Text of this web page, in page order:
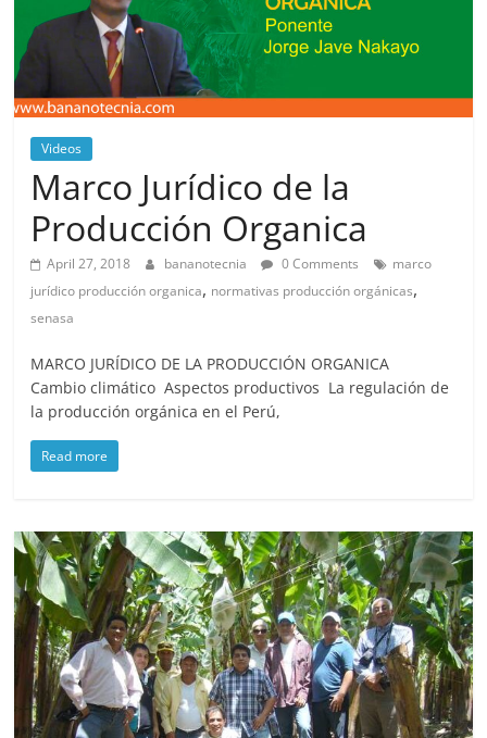
Videos
Marco Jurídico de la
Producción Organica
April 27, 2018 bananotecnia 0 Comments
marco
jurídico producción organica, normativas producción orgánicas,
senasa
MARCO JURÍDICO DE LA PRODUCCIÓN ORGANICA
Cambio climático Aspectos productivos La regulación de
la producción orgánica en el Perú,
Read more